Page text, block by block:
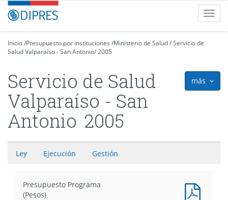
Contenido
principalDIPRES
-
de
Presupuestos
Inicio/Presupuesto por instituciones /Ministerio de Salud/Servicio de
Salud Valparaíso - San Antonio/2005
más
Servicio de Salud
Valparaíso - San
Antonio 2005
Ley Ejecución Gestión
Presupuesto Programa
(Pesos)